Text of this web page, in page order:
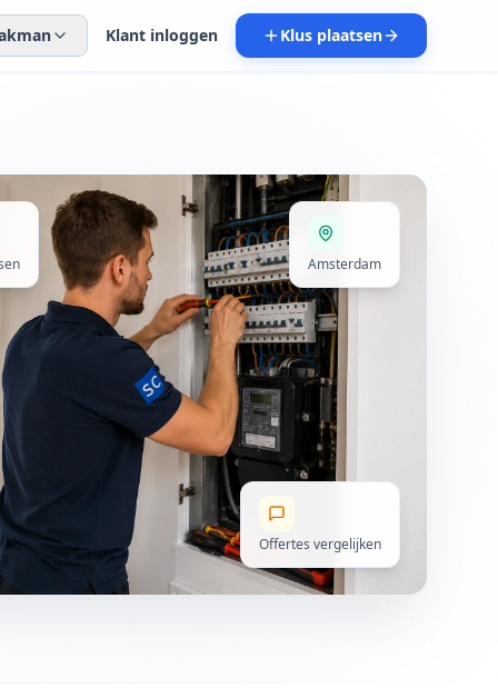
Klant inloggen Klus plaatsen
Amsterdam
Offertes vergelijken